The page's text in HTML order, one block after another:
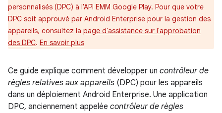
personnalisés (DPC) à l'API EMM Google Play. Pour que votre
DPC soit approuvé par Android Enterprise pour la gestion des
appareils, consultez la page d'assistance sur l'approbation
des DPC. En savoir plus
Ce guide explique comment développer un contrôleur de
règles relatives aux appareils (DPC) pour les appareils
dans un déploiement Android Enterprise. Une application
DPC, anciennement appelée contrôleur de règles